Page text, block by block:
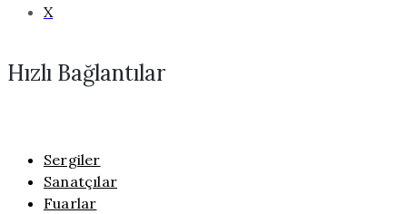
X
Hızlı Bağlantılar
Sergiler
Sanatçılar
Fuarlar